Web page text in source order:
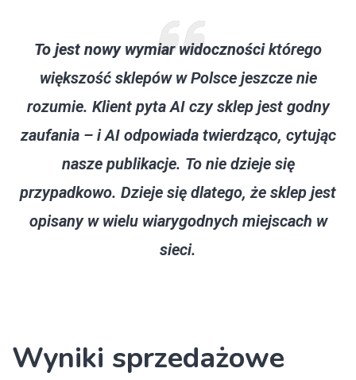
To jest nowy wymiar widocznościktórego
większość sklepów w Polsce jeszcze nie
rozumie. Klient pyta AI czy sklep jest godny
zaufania – i AI odpowiada twierdząco, cytując
nasze publikacje. To nie dzieje się
przypadkowo. Dzieje się dlatego, że sklep jest
opisany w wielu wiarygodnych miejscach w
sieci.
Wyniki sprzedażowe